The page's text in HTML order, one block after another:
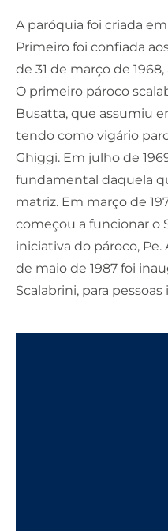
A paróquia foi criada em
Primeiro foi confiada
de 31 de março de
O primeiro pároco
Busatta, que assumiu
tendo como vigário
Ghiggi. Em julho de
fundamental daquela
matriz. Em março de
começou a funcionar o
iniciativa do pároco,
de maio de 1987 foi
Scalabrini, para pessoas